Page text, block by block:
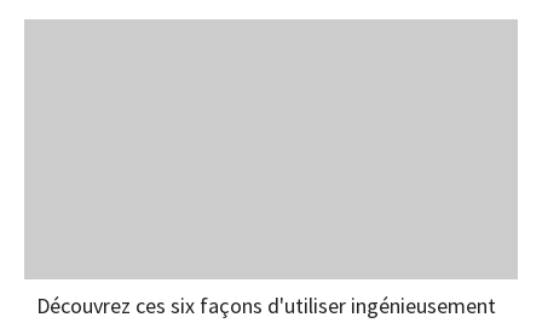
Découvrez ces six façons d'utiliser ingénieusement